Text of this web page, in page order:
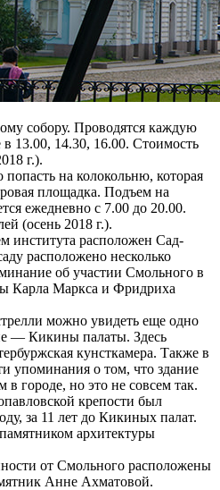
собору. Проводятся каждую
в 13.00, 14.30, 16.00. Стоимость
г.).
на колокольню, которая
площадка. Подъем на
ежедневно с 7.00 до 20.00.
(осень 2018 г.).
института расположен Сад-
расположено несколько
об участии Смольного в
Карла Маркса и Фридриха
можно увидеть еще одно
— Кикины палаты. Здесь
кунсткамера. Также в
упоминания о том, что здание
в городе, но это не совсем так.
крепости был
за 11 лет до Кикиных палат.
архитектуры
от Смольного расположены
Анне Ахматовой.